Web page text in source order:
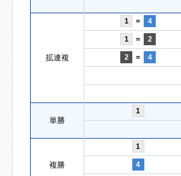
拡連複
1 = 4
1 = 2
2 = 4
単勝
1
複勝
1
4